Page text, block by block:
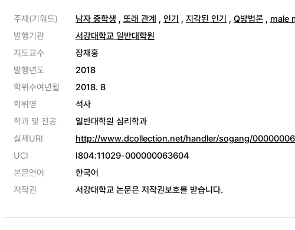
주제(키워드) 남자 중학생 , 또래 관계 , 인기 , 지각된 인기 , Q방법론 , male
발행기관
서강대학교 일반대학원
지도교수
장재홍
발행년도
2018
학위수여년월
2018. 8
학위명
석사
학과 및 전공
일반대학원 심리학과
실제URI
http://www.dcollection.net/handler/sogang/
UCI
I804:11029-000000063604
본문언어
한국어
저작권
서강대학교 논문은 저작권보호를 받습니다.